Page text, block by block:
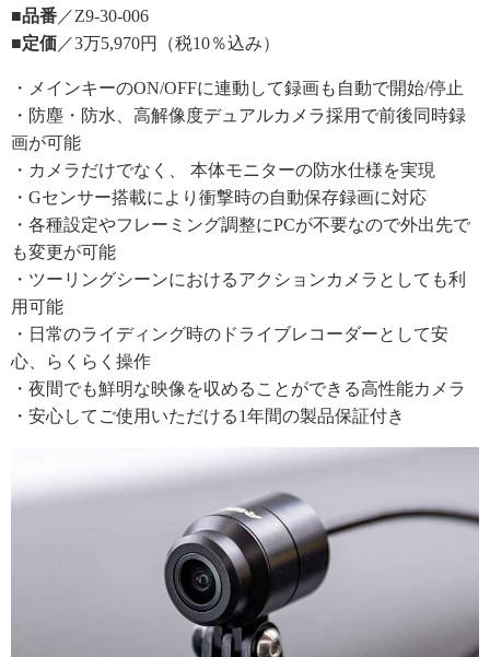
■品番 ／Z9-30-006
■定価 ／3万5,970円（税10％込み）
・メインキーのON/OFFに連動して録画も自動で開始/停止
・防塵・防水、高解像度デュアルカメラ採用で前後同時録
画が可能
・カメラだけでなく、 本体モニターの防水仕様を実現
・Gセンサー搭載により衝撃時の自動保存録画に対応
・各種設定やフレーミング調整にPCが不要なので外出先で
も変更が可能
・ツーリングシーンにおけるアクションカメラとしても利
用可能
・日常のライディング時のドライブレコーダーとして安
心、らくらく操作
・夜間でも鮮明な映像を収めることができる高性能カメラ
・安心してご使用いただける1年間の製品保証付き